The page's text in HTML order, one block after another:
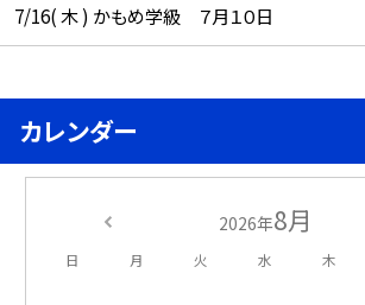
7/16( 木 ) かもめ学級 ７月１０日
カレンダー
2026年8月
日 月 火 水 木